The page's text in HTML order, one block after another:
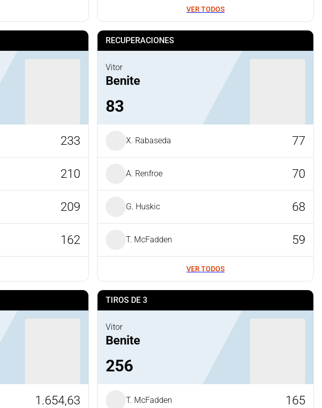
VER TODOS
233
210
209
162
RECUPERACIONES
Vitor
Benite
83
X. Rabaseda 77
A. Renfroe 70
G. Huskic 68
T. McFadden 59
VER TODOS
1.654,63
TIROS DE 3
Vitor
Benite
256
T. McFadden 165